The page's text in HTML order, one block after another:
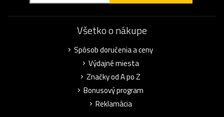
Všetko o nákupe
Spôsob doručenia a ceny
Výdajné miesta
Značky od A po Z
Bonusový program
Reklamácia